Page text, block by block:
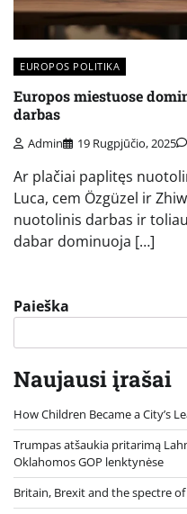
EUROPOS POLITIKA
Europos miestuose
darbas
Admin 19 Rugpjūčio, 2025
Ar plačiai paplitęs
Luca, cem Özgüzel ir
nuotolinis darbas ir
dabar dominuoja […]
Paieška
Naujausi įrašai
How Children Became a City’s
Trumpas atšaukia pritarimą
Oklahomos GOP lenktynėse
Britain, Brexit and the spectre